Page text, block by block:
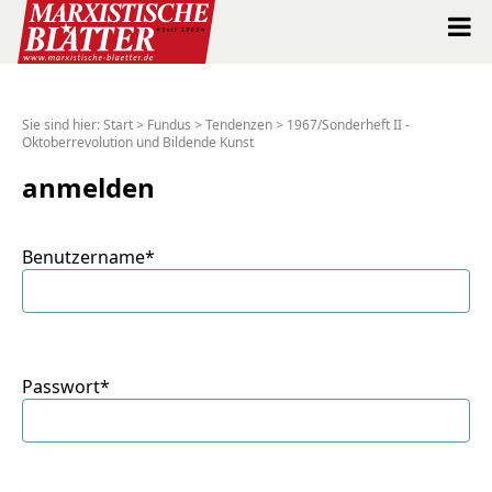
Alle Ausgaben seit 1963
Shop
Spenden
Über uns
Sie sind hier:Start > Fundus >Tendenzen > 1967/Sonderheft II -
Oktoberrevolution und Bildende Kunst
anmelden
Benutzername*
Passwort*